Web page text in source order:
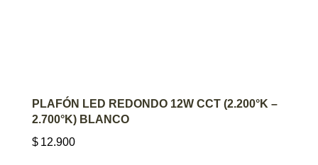
AGREGAR AL CARRITO
PLAFÓN LED REDONDO 12W CCT (2.200°K –
2.700°K) BLANCO
$ 12.900